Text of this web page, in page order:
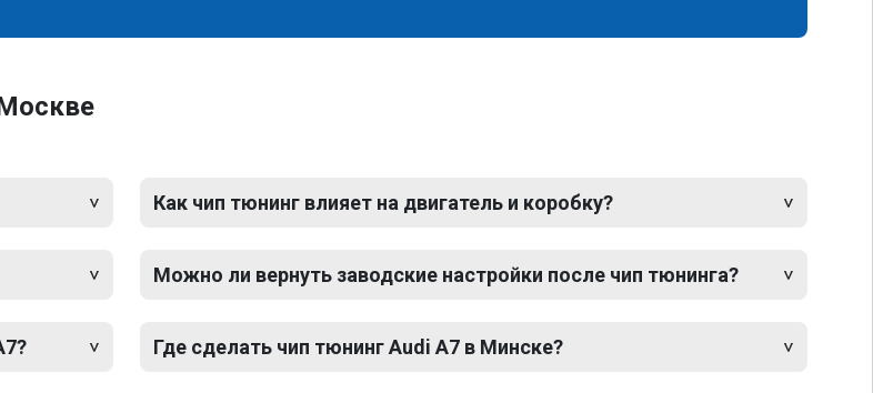
Как чип тюнинг влияет на двигатель и коробку?
Можно ли вернуть заводские настройки после чип тюнинга?
Где сделать чип тюнинг Audi A7 в Минске?